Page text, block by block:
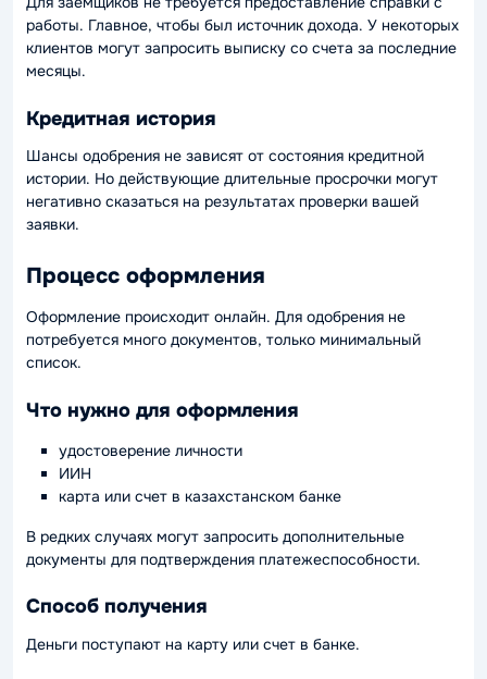
работы. Главное, чтобы был источник дохода. У некоторых
клиентов могут запросить выписку со счета за последние
месяцы.
Кредитная история
Шансы одобрения не зависят от состояния кредитной
истории. Но действующие длительные просрочки могут
негативно сказаться на результатах проверки вашей
заявки.
Процесс оформления
Оформление происходит онлайн. Для одобрения не
потребуется много документов, только минимальный
список.
Что нужно для оформления
удостоверение личности
ИИН
карта или счет в казахстанском банке
В редких случаях могут запросить дополнительные
документы для подтверждения платежеспособности.
Способ получения
Деньги поступают на карту или счет в банке.